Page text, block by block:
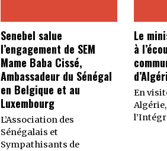
Senebel salue
l’engagement de SEM
Mame Baba Cissé,
Ambassadeur du Sénégal
en Belgique et au
Luxembourg
L’Association des
Sénégalais et
Sympathisants de
Le
à
En